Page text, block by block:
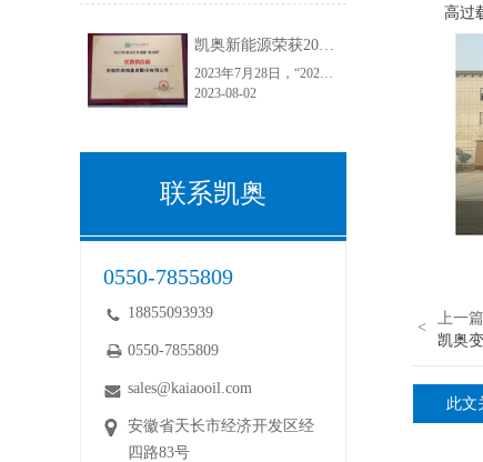
高
<
上一篇
凯奥
此文
凯奥新能源荣获2023年度电力变压器“金球奖”优质供应商！
2023年7月28日，“2023第九届中国国际电力变压器市场及技术发展高峰论坛暨2023第一届采配会”在江苏常州顺利举行。安徽凯奥新能源股份有限公司荣获2023年度电力变压器“金球奖”优质供应商！“金球奖”荣誉的获得，是电力变压器行业和客户对凯奥变压器油的认可，彰显了电力客户对于凯奥能源的满意度和正向口碑。
2023-08-02
联系凯奥
0550-7855809
18855093939
0550-7855809
sales@kaiaooil.com
安徽省天长市经济开发区经
四路83号